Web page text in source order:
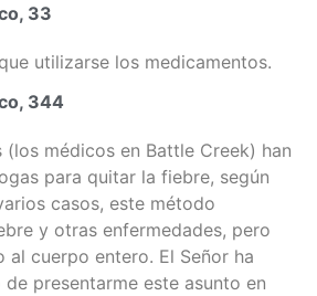
33
utilizarse los medicamentos.
344
(los médicos en Battle Creek) han
para quitar la fiebre, según
casos, este método
y otras enfermedades, pero
al cuerpo entero. El Señor ha
presentarme este asunto en